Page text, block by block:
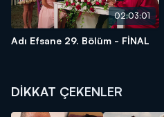
02:03:01
Adı Efsane 29. Bölüm - FİNAL
DİKKAT ÇEKENLER